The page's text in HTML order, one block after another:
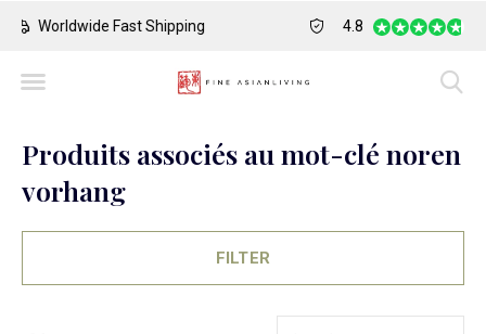
Safe Payment Largest Collection
4.8
Produits associés au mot-clé noren
vorhang
FILTER